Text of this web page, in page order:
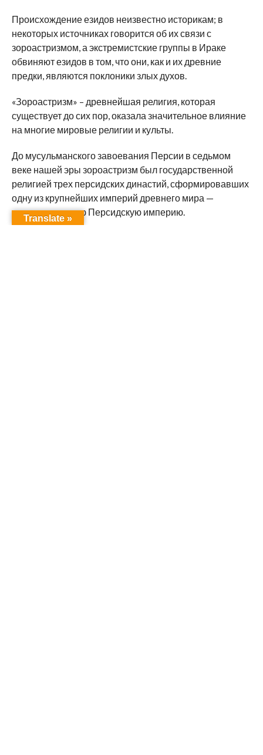
Происхождение езидов неизвестно историкам; в
некоторых источниках говорится об их связи с
зороастризмом, а экстремистские группы в Ираке
обвиняют езидов в том, что они, как и их древние
предки, являются поклоники злых духов.
«Зороастризм» – древнейшая религия, которая
существует до сих пор, оказала значительное влияние
на многие мировые религии и культы.
До мусульманского завоевания Персии в седьмом
веке нашей эры зороастризм был государственной
религией трех персидских династий, сформировавших
одну из крупнейших империй древнего мира —
могущественную Персидскую империю.
Translate »